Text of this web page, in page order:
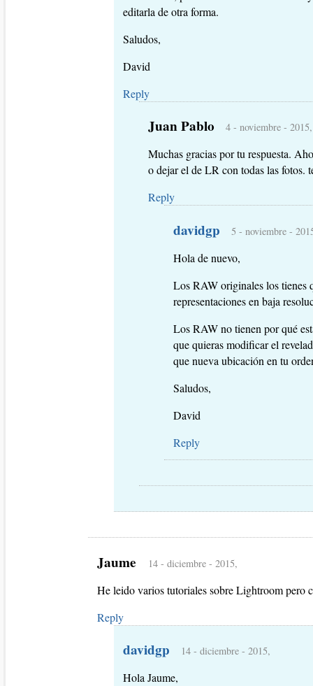
editarla de otra forma.
Saludos,
David
Reply
Juan Pablo 4 - noviembre - 2015,
Muchas gracias por tu respuesta.
o dejar el de LR con todas las fotos.
Reply
davidgp 5 - noviembre -
Hola de nuevo,
Los RAW originales los tienes
representaciones en baja
Los RAW no tienen por qué
que quieras modificar el
que nueva ubicación en tu
Saludos,
David
Reply
Jaume 14 - diciembre - 2015,
He leido varios tutoriales sobre Lightroom pero
Reply
davidgp 14 - diciembre - 2015,
Hola Jaume,